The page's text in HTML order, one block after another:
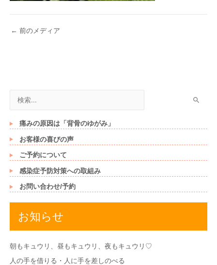
索
対
痛みの原因は「背骨のゆがみ」
お客様の喜びの声
ご予約について
感染症予防対策への取組み
お問い合わせ/予約
お知らせ
朝もキュウリ、昼もキュウリ、夜もキュウリ♡
人の手を借りる・人に手を差しのべる
← 前のメディア